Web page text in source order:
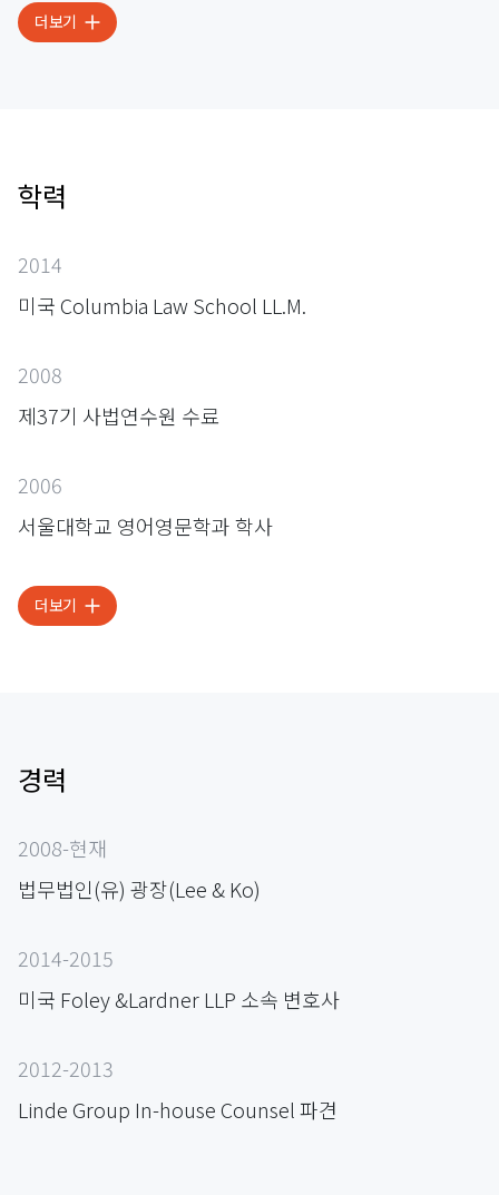
더보기
학력
2014
미국 Columbia Law School LL.M.
2008
제37기 사법연수원 수료
2006
서울대학교 영어영문학과 학사
더보기
경력
2008-현재
법무법인(유) 광장(Lee & Ko)
2014-2015
미국 Foley &Lardner LLP 소속 변호사
2012-2013
Linde Group In-house Counsel 파견